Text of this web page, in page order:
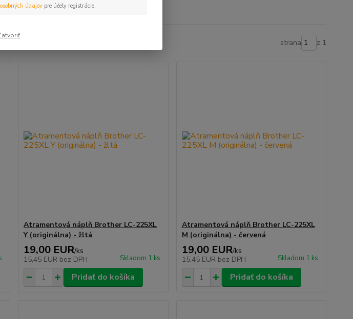
strana z 1
Atramentová náplň Brother LC-225XL
Y (originálna) - žltá
19,00 EUR/ks
15,45 EUR bez DPH Skladom 1 ks
Pridať do košíka
Atramentová náplň Brother LC-225XL
M (originálna) - červená
19,00 EUR/ks
15,45 EUR bez DPH Skladom 1 ks
Pridať do košíka
údajovpre účely registrácie.